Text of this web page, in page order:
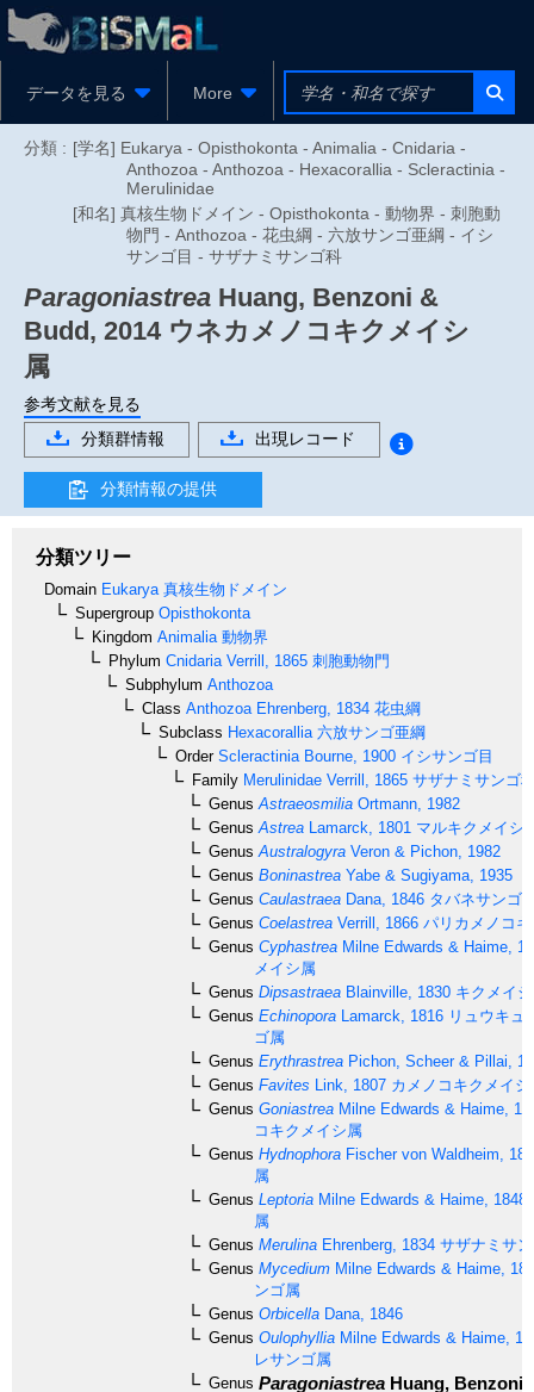
データを見る More
分類 : [学名] Eukarya - Opisthokonta - Animalia - Cnidaria -
Anthozoa - Anthozoa - Hexacorallia - Scleractinia -
Merulinidae
[和名] 真核生物ドメイン - Opisthokonta - 動物界 - 刺胞動
物門 - Anthozoa - 花虫綱 - 六放サンゴ亜綱 - イシ
サンゴ目 - サザナミサンゴ科
Paragoniastrea Huang, Benzoni &
Budd, 2014 ウネカメノコキクメイシ
属
参考文献を見る
分類群情報
出現レコード
分類情報の提供
分類ツリー
Domain Eukarya 真核生物ドメイン
Supergroup Opisthokonta
Kingdom Animalia 動物界
Phylum Cnidaria Verrill, 1865 刺胞動物門
Subphylum Anthozoa
Class Anthozoa Ehrenberg, 1834 花虫綱
Subclass Hexacorallia 六放サンゴ亜綱
OrderScleractinia Bourne, 1900 イシサンゴ目
Family Merulinidae Verrill, 1865 サザナミサンゴ
Genus Astraeosmilia Ortmann, 1982
Genus Astrea Lamarck, 1801 マルキクメイシ
Genus Australogyra Veron & Pichon, 1982
Genus Boninastrea Yabe & Sugiyama, 1935
Genus Caulastraea Dana, 1846 タバネサンゴ
Genus Coelastrea Verrill, 1866 パリカメノコ
Genus Cyphastrea Milne Edwards & Haime,
メイシ属
Genus Dipsastraea Blainville, 1830 キクメイ
Genus Echinopora Lamarck, 1816 リュウキュ
ゴ属
Genus Erythrastrea Pichon, Scheer & Pillai,
Genus Favites Link, 1807 カメノコキクメイシ
Genus Goniastrea Milne Edwards & Haime,
コキクメイシ属
Genus Hydnophora Fischer von Waldheim,
属
Genus Leptoria Milne Edwards & Haime, 1848
属
Genus Merulina Ehrenberg, 1834 サザナミサ
Genus Mycedium Milne Edwards & Haime,
ンゴ属
Genus Orbicella Dana, 1846
Genus Oulophyllia Milne Edwards & Haime,
レサンゴ属
Genus Paragoniastrea Huang, Benzoni